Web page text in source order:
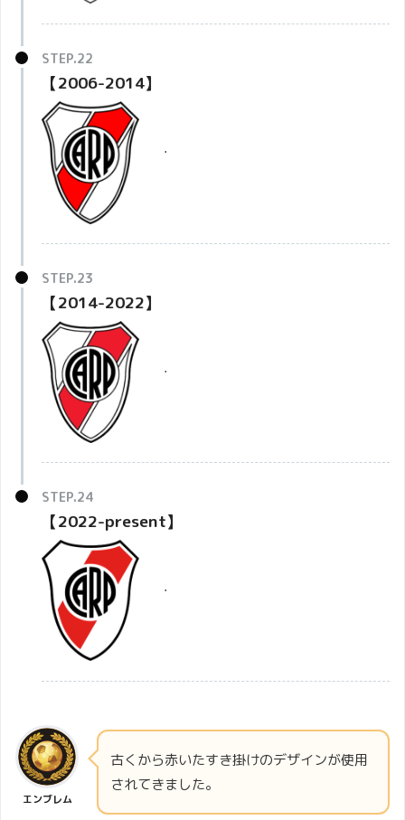
【2006-2014】
・
【2014-2022】
・
【2022-present】
・
エンブレム
古くから赤いたすき掛けのデザインが使用
されてきました。